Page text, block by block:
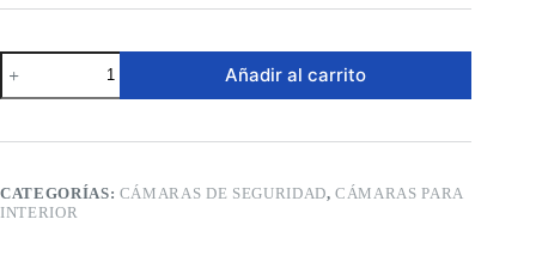
Cámara
de
Seguridad
VTimes
y
Audio
Añadir al carrito
CATEGORÍAS: CÁMARAS DE SEGURIDAD,CÁMARAS PARA
INTERIOR